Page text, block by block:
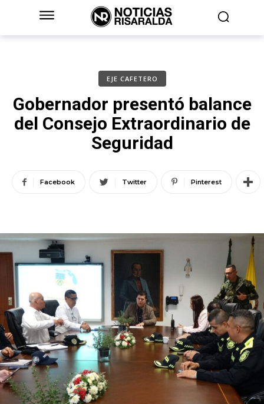
EJE CAFETERO
Gobernador presentó balance
del Consejo Extraordinario de
Seguridad
Facebook Twitter Pinterest